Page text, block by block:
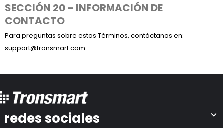
SECCIÓN 20 – INFORMACIÓN DE
CONTACTO
Para preguntas sobre estos Términos, contáctanos en:
support@tronsmart.com
redes sociales